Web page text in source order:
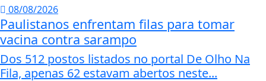
08/08/2026
Paulistanos enfrentam filas para tomar
vacina contra sarampo
Dos 512 postos listados no portal De Olho Na
Fila, apenas 62 estavam abertos neste...